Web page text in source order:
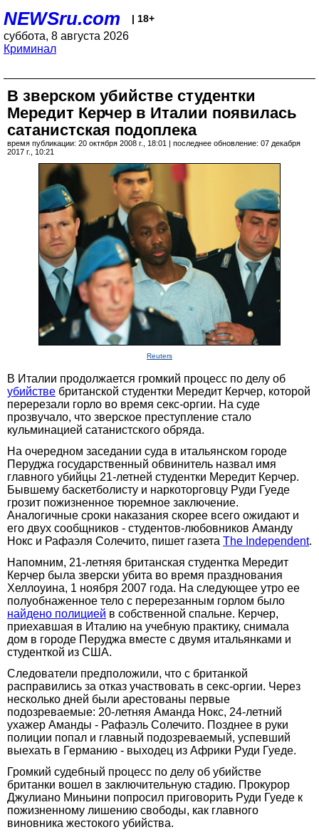
NEWSru.com | 18+
суббота, 8 августа 2026
Криминал
В зверском убийстве студентки
Мередит Керчер в Италии появилась
сатанистская подоплека
время публикации: 20 октября 2008 г., 18:01 | последнее обновление: 07 декабря
2017 г., 10:21
Reuters
В Италии продолжается громкий процесс по делу об
убийстве британской студентки Мередит Керчер, которой
перерезали горло во время секс-оргии. На суде
прозвучало, что зверское преступление стало
кульминацией сатанистского обряда.
На очередном заседании суда в итальянском городе
Перуджа государственный обвинитель назвал имя
главного убийцы 21-летней студентки Мередит Керчер.
Бывшему баскетболисту и наркоторговцу Руди Гуеде
грозит пожизненное тюремное заключение.
Аналогичные сроки наказания скорее всего ожидают и
его двух сообщников - студентов-любовников Аманду
Нокс и Рафаэля Солечито, пишет газета The Independent.
Напомним, 21-летняя британская студентка Мередит
Керчер была зверски убита во время празднования
Хеллоуина, 1 ноября 2007 года. На следующее утро ее
полуобнаженное тело с перерезанным горлом было
найдено полицией в собственной спальне. Керчер,
приехавшая в Италию на учебную практику, снимала
дом в городе Перуджа вместе с двумя итальянками и
студенткой из США.
Следователи предположили, что с британкой
расправились за отказ участвовать в секс-оргии. Через
несколько дней были арестованы первые
подозреваемые: 20-летняя Аманда Нокс, 24-летний
ухажер Аманды - Рафаэль Солечито. Позднее в руки
полиции попал и главный подозреваемый, успевший
выехать в Германию - выходец из Африки Руди Гуеде.
Громкий судебный процесс по делу об убийстве
британки вошел в заключительную стадию. Прокурор
Джулиано Миньини попросил приговорить Руди Гуеде к
пожизненному лишению свободы, как главного
виновника жестокого убийства.